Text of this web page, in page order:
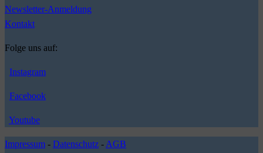
Newsletter-Anmeldung
Kontakt
Folge uns auf:
Instagram
Facebook
Youtube
Impressum - Datenschutz - AGB